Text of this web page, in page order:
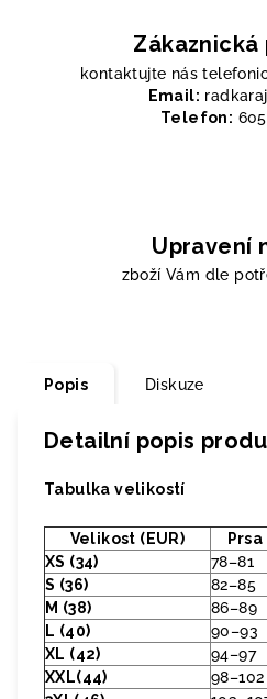
Zákaznická
kontaktujte nás
Email:
Telefon:
Upravení
zboží Vám dle
Popis Diskuze
Detailní popis
Tabulka velikostí
Velikost (EUR)
XS (34)
78–81
S (36)
82–85
M (38)
86–89
L (40)
90–93
XL (42)
94–97
XXL(44)
98–102